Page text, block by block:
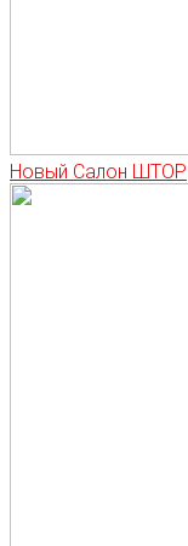
Новый Салон ШТОР